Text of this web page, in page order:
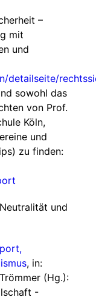
–
mit
und
detailseite/
sowohl das
von Prof.
Köln,
und
zu finden:
und
, in:
(Hg.):
-